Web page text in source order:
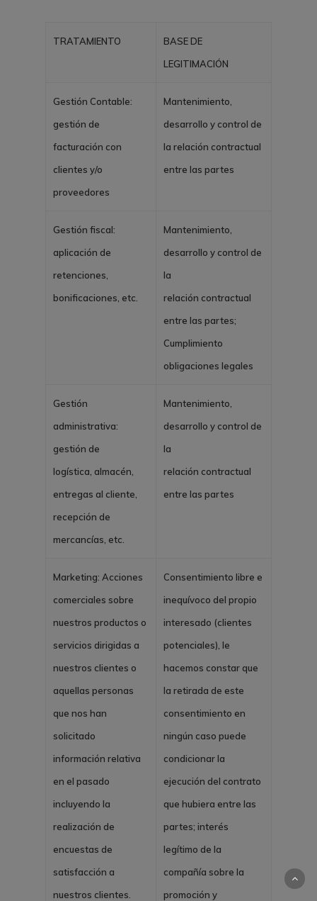
TRATAMIENTO BASE DE
LEGITIMACIÓN
Gestión Contable:
gestión de
facturación con
clientes y/o
proveedores
Mantenimiento,
desarrollo y control de
la relación contractual
entre las partes
Gestión fiscal:
aplicación de
retenciones,
bonificaciones, etc.
Mantenimiento,
desarrollo y control de
la
relación contractual
entre las partes;
Cumplimiento
obligaciones legales
Gestión
administrativa:
gestión de
logística, almacén,
entregas al cliente,
recepción de
mercancías, etc.
Mantenimiento,
desarrollo y control de
la
relación contractual
entre las partes
Marketing: Acciones
comerciales sobre
nuestros productos o
servicios dirigidas a
nuestros clientes o
aquellas personas
que nos han
solicitado
información relativa
en el pasado
incluyendo la
realización de
encuestas de
satisfacción a
nuestros clientes.
Consentimiento libre e
inequívoco del propio
interesado (clientes
potenciales), le
hacemos constar que
la retirada de este
consentimiento en
ningún caso puede
condicionar la
ejecución del contrato
que hubiera entre las
partes; interés
legítimo de la
compañía sobre la
promoción y